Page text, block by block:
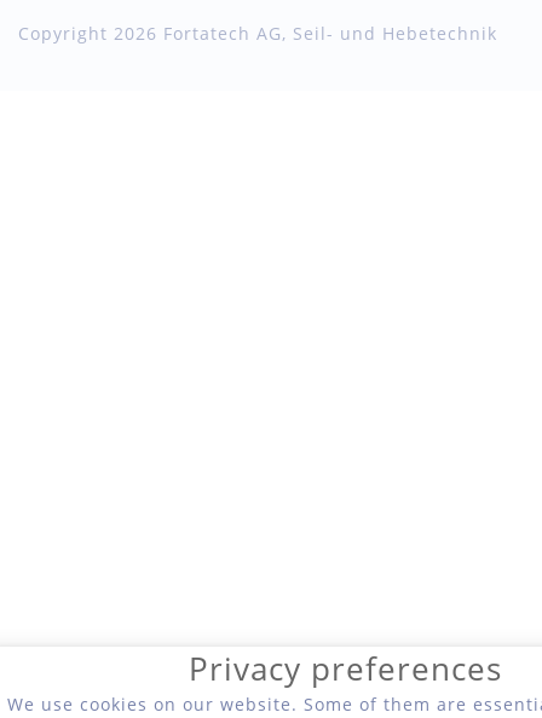
Copyright 2026 Fortatech AG, Seil- und Hebetechnik
Privacy preferences
We use cookies on our website. Some of them are